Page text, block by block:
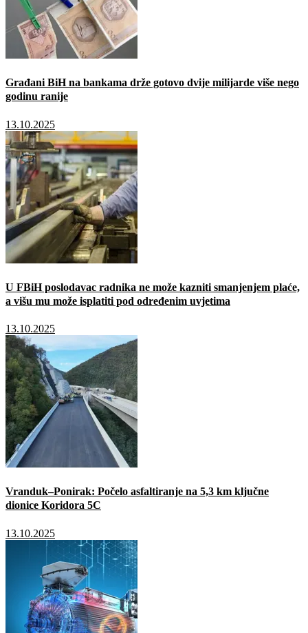
Građani BiH na bankama drže gotovo dvije milijarde više nego
godinu ranije
13.10.2025
U FBiH poslodavac radnika ne može kazniti smanjenjem plaće,
a višu mu može isplatiti pod određenim uvjetima
13.10.2025
Vranduk–Ponirak: Počelo asfaltiranje na 5,3 km ključne
dionice Koridora 5C
13.10.2025